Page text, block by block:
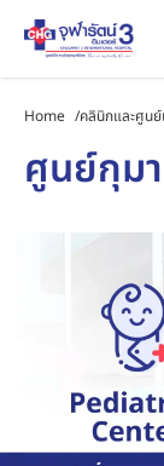
Home /คลินิกและศูนย์
ศูนย์กุม